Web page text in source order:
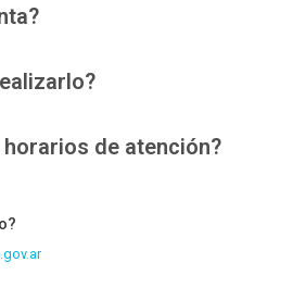
de atención?